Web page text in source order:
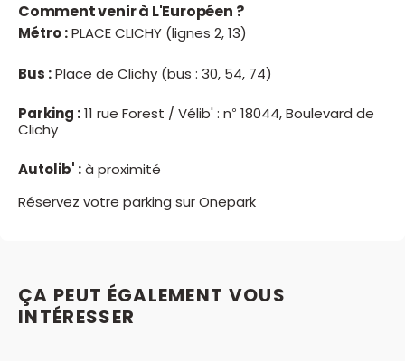
Comment venir à L'Européen ?
Métro :PLACE CLICHY (lignes 2, 13)
Bus :Place de Clichy (bus : 30, 54, 74)
Parking :11 rue Forest / Vélib' : n° 18044, Boulevard de
Clichy
Autolib' :à proximité
Réservez votre parking sur Onepark
ÇA PEUT ÉGALEMENT VOUS
INTÉRESSER